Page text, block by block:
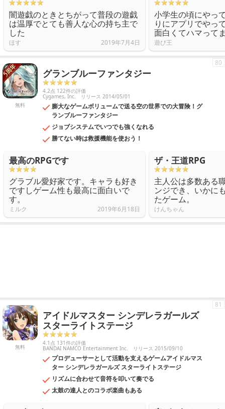
闇遊戯のときとちがって普段の遊戯
は温厚でとても善人な心の持ち主で
した
ほす 2019年7月4日
小学生の頃にやっ
りにアプリでやっ
面白くてハマって
遊び王
無料
グランブルーファンタジー
4.2点 122件の評価
Cygames, Inc. リリース 2014/05/01
膨大なゲームボリュームで送る空の世界での大冒険！グ
ランブルーファンタジー
ジョブシステムでいつでも強くなれる
勝てない時は救援機能を使おう！
80
最高のRPGです
グラブル愛好家です。キャラも好き
ですしゲーム性も最高に面白いで
す。
ミルク 2019年6月18日
ザ・王道RPG
主人公は多数ある
ンジでき、いかに
たゲーム。
けんちゃん
無料
アイドルマスター シンデレラガールズ
スターライトステージ
4.1点 131件の評価
BANDAI NAMCO Entertainment Inc. リリース 2015/09/10
プロデューサーとして活動を支えるゲームアイドルマス
ター シンデレラガールズ スターライトステージ
リズムに合わせて音符を叩いて奏でる
太鼓の達人とのコラボ楽曲もある
81